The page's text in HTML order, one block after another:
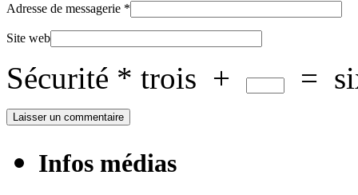
Adresse de messagerie *
Site web
Sécurité * trois + =
Infos médias